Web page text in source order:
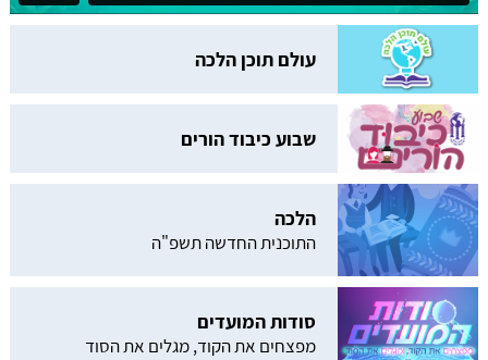
עולם תוכן הלכה
שבוע כיבוד הורים
הלכה
התוכנית החדשה תשפ"ה
סודות המועדים
מפצחים את הקוד, מגלים את הסוד